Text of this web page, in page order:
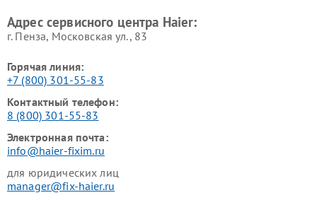
Адрес сервисного центра Haier:
г. Пенза, Московская ул., 83
Горячая линия:
+7 (800) 301-55-83
Контактный телефон:
8 (800) 301-55-83
Электронная почта:
info@haier-fixim.ru
для юридических лиц
manager@fix-haier.ru